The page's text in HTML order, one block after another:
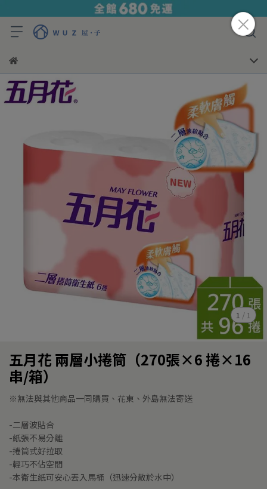
1 / 1
五月花 兩層小捲筒（270張×6 捲×16
串/箱）
※無法與其他商品一同購買、花東、外島無法寄送
-二層波貼合
-紙張不易分離
-捲筒式好拉取
-輕巧不佔空間
-本衛生紙可安心丟入馬桶（迅速分散於水中）